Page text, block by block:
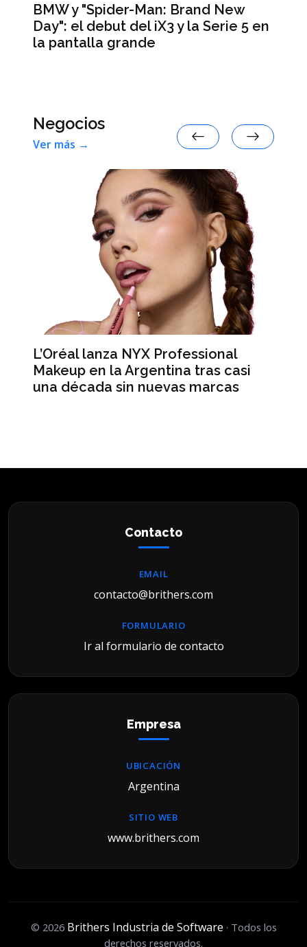
New
Serie 5 en
Los tres signos del zodíaco
tendrán mayor fortuna en
Negocios
Ver más →
tras casi
marcas
Anna Sbuttoni: "Tuvimos
meses consecutivos de
récord y publicamos menos
Contacto
EMAIL
contacto@brithers.com
FORMULARIO
Ir al formulario de contacto
Empresa
UBICACIÓN
Argentina
SITIO WEB
www.brithers.com
© 2026 Brithers Industria de Software · Todos los
derechos reservados.